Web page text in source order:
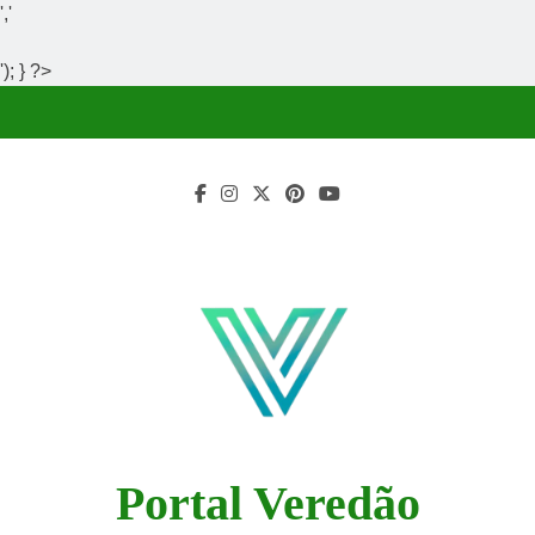
','
'); } ?>
Portal Veredão